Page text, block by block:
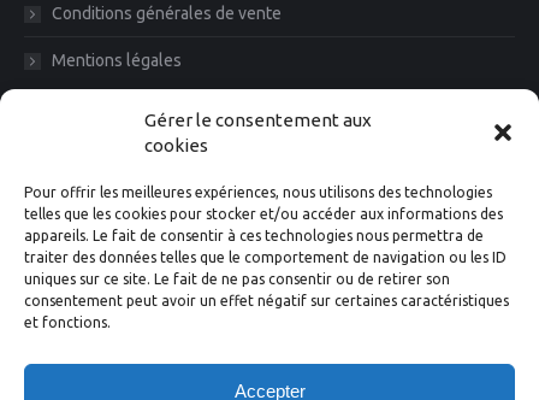
Gérer le consentement aux
cookies
Pour offrir les meilleures expériences, nous utilisons des technologies
telles que les cookies pour stocker et/ou accéder aux informations des
appareils. Le fait de consentir à ces technologies nous permettra de
traiter des données telles que le comportement de navigation ou les ID
uniques sur ce site. Le fait de ne pas consentir ou de retirer son
consentement peut avoir un effet négatif sur certaines caractéristiques
et fonctions.
Accepter
Conditions générales de vente
Mentions légales
Diam News, Restons en contact